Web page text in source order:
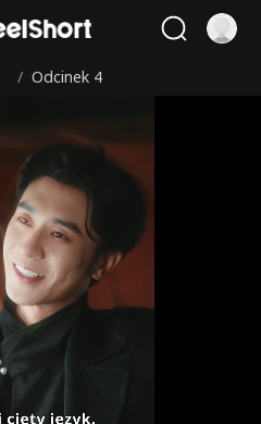
/ Odcinek 4